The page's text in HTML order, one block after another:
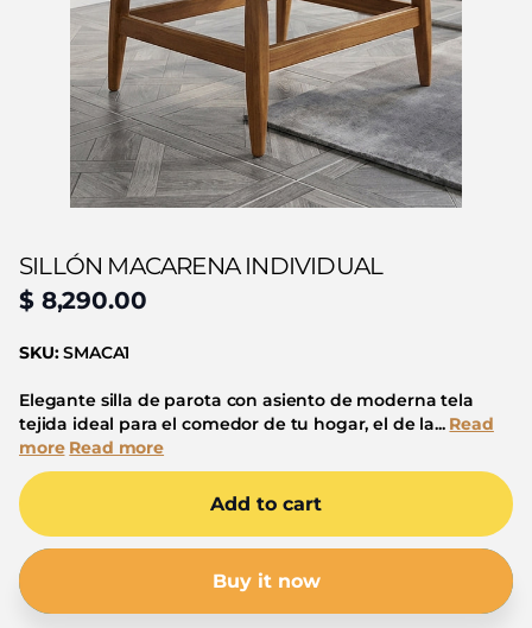
SILLÓN MACARENA INDIVIDUAL
$ 8,290.00
SKU:SMACA1
Elegante silla de parota con asiento de moderna tela
tejida ideal para el comedor de tu hogar, el de la... Read
more Read more
Add to cart
Buy it now